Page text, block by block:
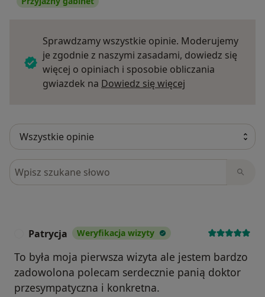
Sprawdzamy wszystkie opinie. Moderujemy
je zgodnie z naszymi zasadami, dowiedz się
więcej o opiniach i sposobie obliczania
gwiazdek na Dowiedz się więcej
Szukaj w opiniach
Patrycja Weryfikacja wizyty
To była moja pierwsza wizyta ale jestem bardzo
zadowolona polecam serdecznie panią doktor
przesympatyczna i konkretna.